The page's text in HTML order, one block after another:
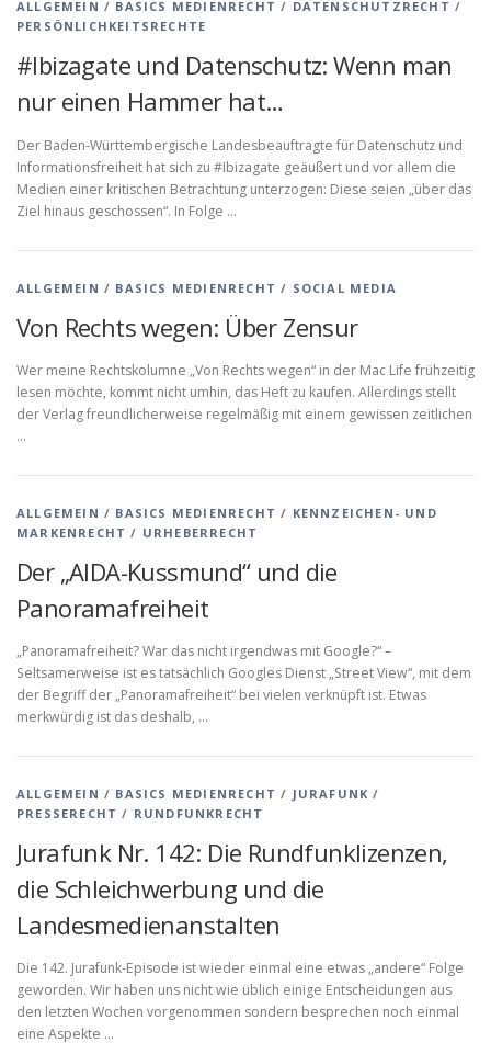
ALLGEMEIN / BASICS MEDIENRECHT / DATENSCHUTZRECHT /
PERSÖNLICHKEITSRECHTE
#Ibizagate und Datenschutz: Wenn man
nur einen Hammer hat…
Der Baden-Württembergische Landesbeauftragte für Datenschutz und
Informationsfreiheit hat sich zu #Ibizagate geäußert und vor allem die
Medien einer kritischen Betrachtung unterzogen: Diese seien „über das
Ziel hinaus geschossen“. In Folge …
ALLGEMEIN / BASICS MEDIENRECHT / SOCIAL MEDIA
Von Rechts wegen: Über Zensur
Wer meine Rechtskolumne „Von Rechts wegen“ in der Mac Life frühzeitig
lesen möchte, kommt nicht umhin, das Heft zu kaufen. Allerdings stellt
der Verlag freundlicherweise regelmäßig mit einem gewissen zeitlichen
…
ALLGEMEIN / BASICS MEDIENRECHT / KENNZEICHEN- UND
MARKENRECHT / URHEBERRECHT
Der „AIDA-Kussmund“ und die
Panoramafreiheit
„Panoramafreiheit? War das nicht irgendwas mit Google?“ –
Seltsamerweise ist es tatsächlich Googles Dienst „Street View“, mit dem
der Begriff der „Panoramafreiheit“ bei vielen verknüpft ist. Etwas
merkwürdig ist das deshalb, …
ALLGEMEIN / BASICS MEDIENRECHT / JURAFUNK /
PRESSERECHT / RUNDFUNKRECHT
Jurafunk Nr. 142: Die Rundfunklizenzen,
die Schleichwerbung und die
Landesmedienanstalten
Die 142. Jurafunk-Episode ist wieder einmal eine etwas „andere“ Folge
geworden. Wir haben uns nicht wie üblich einige Entscheidungen aus
den letzten Wochen vorgenommen sondern besprechen noch einmal
eine Aspekte …